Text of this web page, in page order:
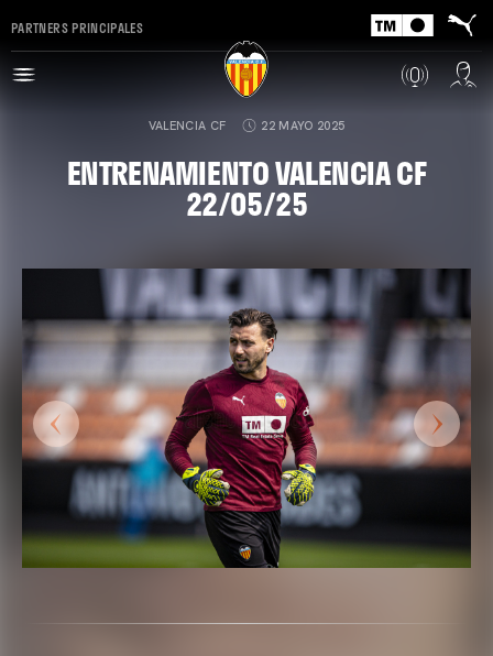
PARTNERS PRINCIPALES
VALENCIA CF 22 MAYO 2025
ENTRENAMIENTO VALENCIA CF
22/05/25